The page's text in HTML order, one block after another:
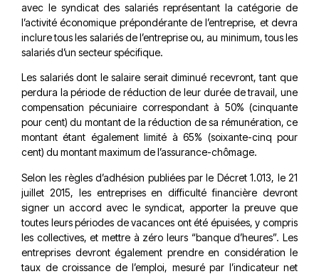
avec le syndicat des salariés représentant la catégorie de
l’activité économique prépondérante de l’entreprise, et devra
inclure tous les salariés de l’entreprise ou, au minimum, tous les
salariés d’un secteur spécifique.
Les salariés dont le salaire serait diminué recevront, tant que
perdura la période de réduction de leur durée de travail, une
compensation pécuniaire correspondant à 50% (cinquante
pour cent) du montant de la réduction de sa rémunération, ce
montant étant également limité à 65% (soixante-cinq pour
cent) du montant maximum de l’assurance-chômage.
Selon les règles d’adhésion publiées par le Décret 1.013, le 21
juillet 2015, les entreprises en difficulté financière devront
signer un accord avec le syndicat, apporter la preuve que
toutes leurs périodes de vacances ont été épuisées, y compris
les collectives, et mettre à zéro leurs “banque d’heures”. Les
entreprises devront également prendre en considération le
taux de croissance de l’emploi, mesuré par l’indicateur net